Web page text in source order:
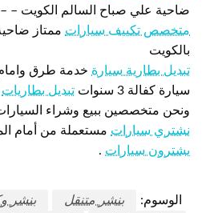
ضاحية علي صباح السالم الكويت –
متخصص تكييف سيارات ممتاز
بالكويت
تبديل بطارية سيارة خدمة طرق وامام
سيارة كفالة 3 سنوات
تبديل بطاريات
ونحن متخصصين ببيع وشراء
نشتري سيارات مستعملة من أمام
يشترون سيارات .
الوسوم: بنشر متنقل
بنشر